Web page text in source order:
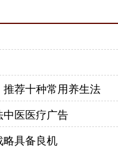
推荐十种常用养生法
医医疗广告
具备良机